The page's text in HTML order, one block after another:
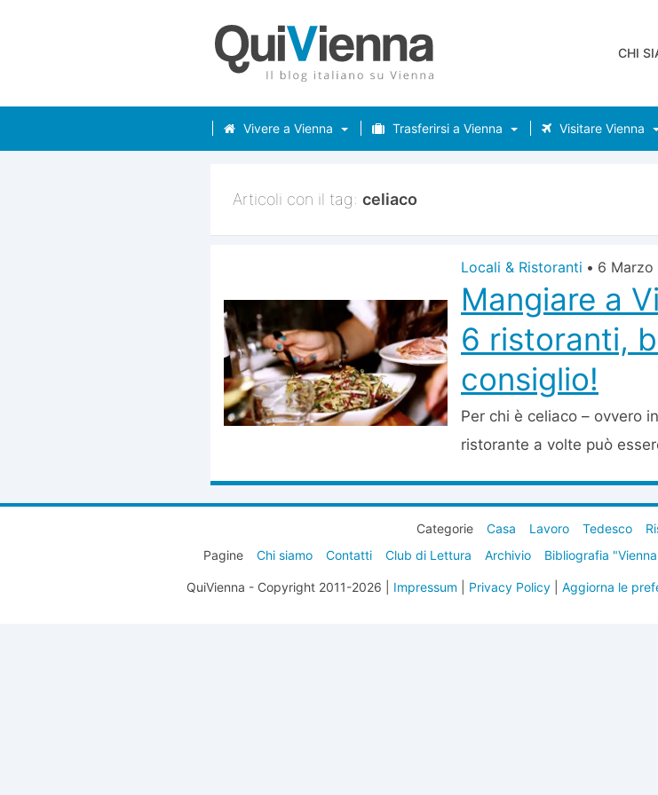
CHI
Vivere a Vienna Trasferirsi a Vienna Visitare Vienna
Articoli con il tag: celiaco
Locali & Ristoranti • 6 Marzo
Mangiare a
6 ristoranti,
consiglio!
Per chi è celiaco – ovvero
ristorante a volte può
Categorie Casa Lavoro Tedesco
Pagine
Chi siamo Contatti Club di Lettura Archivio Bibliografia
QuiVienna - Copyright 2011-2026 | Impressum Privacy Policy| Aggiorna le